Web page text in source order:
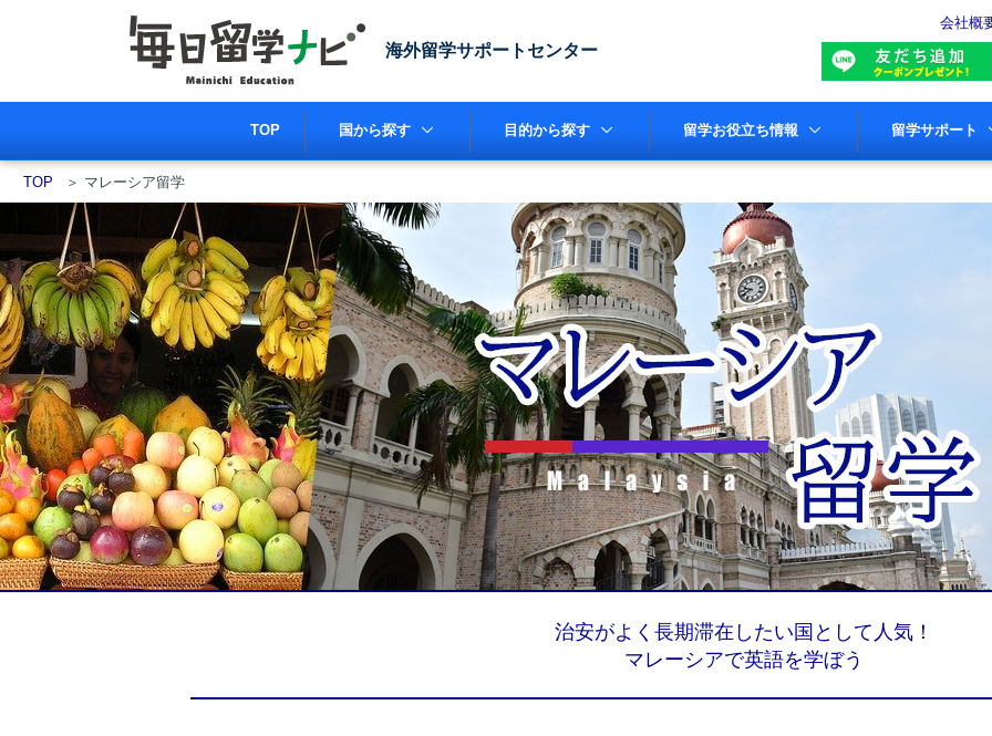
海外留学サポートセンター
会社概
TOP 国から探す 目的から探す 留学お役立ち情報 留学サポート
TOP ＞ マレーシア留学
治安がよく長期滞在したい国として人気！
マレーシアで英語を学ぼう